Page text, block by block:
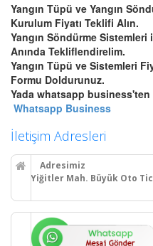
Yangın Tüpü ve Yangın
Kurulum Fiyatı Teklifi Alın.
Yangın Söndürme
Anında Tekliflendirelim.
Yangın Tüpü ve Sistemleri
Formu Doldurunuz.
Yada whatsapp
Whatsapp Business
İletişim Adresleri
Adresimiz
Yiğitler Mah. Büyük Oto
Yıldırım